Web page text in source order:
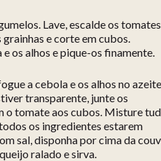
Lave, escalde os
e corte em cubos.
e os alhos e pique-os finamente.
a cebola e os alhos no
transparente, junte os
o tomate aos cubos. Misture
os ingredientes estarem
sal, disponha por cima da
ralado e sirva.